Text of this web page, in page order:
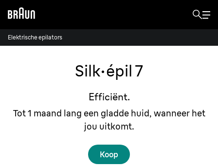
Elektrische epilators
Silk·épil 7
Efficiënt.
Tot 1 maand lang een gladde huid, wanneer het
jou uitkomt.
Koop